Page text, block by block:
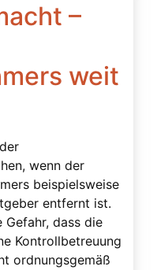
–
weit
wenn der
beispielsweise
entfernt ist.
Gefahr, dass die
Kontrollbetreuung
ordnungsgemäß
durch das